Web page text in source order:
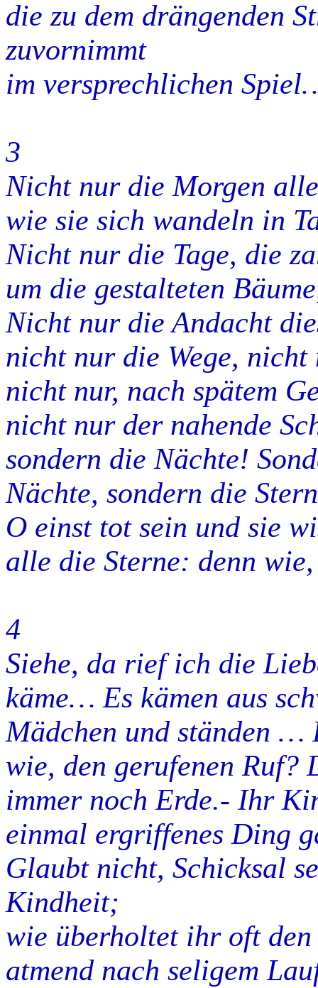
die zu dem drängenden
zuvornimmt
im versprechlichen
3
Nicht nur die Morgen
wie sie sich wandeln in
Nicht nur die Tage, die
um die gestalteten
Nicht nur die Andacht
nicht nur die Wege,
nicht nur, nach spätem
nicht nur der nahende
sondern die Nächte!
Nächte, sondern die
O einst tot sein und sie
alle die Sterne: denn
4
Siehe, da rief ich die
käme… Es kämen aus
Mädchen und ständen …
wie, den gerufenen Ruf?
immer noch Erde.- Ihr
einmal ergriffenes Ding
Glaubt nicht, Schicksal
Kindheit;
wie überholtet ihr oft
atmend nach seligem